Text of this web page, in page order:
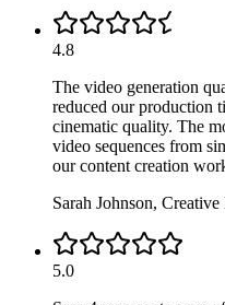
4.8
The video generation
reduced our production
cinematic quality. The
video sequences from
our content creation
Sarah Johnson, Creative
5.0